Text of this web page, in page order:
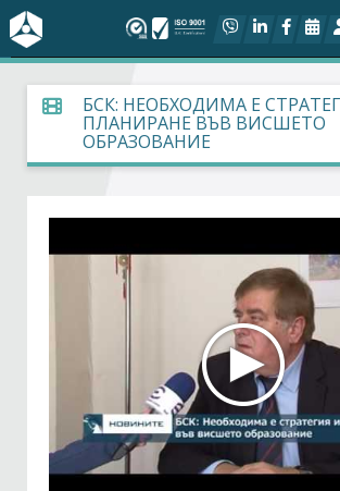
За БСК
На фокус
Социален диалог
Проекти
БСК: НЕОБХОДИМА Е
ПЛАНИРАНЕ ВЪВ ВИСШЕТО
ОБРАЗОВАНИЕ